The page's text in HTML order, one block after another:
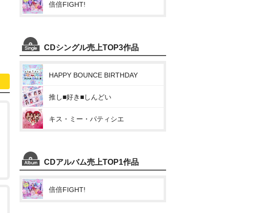
倍倍FIGHT!
CDシングル売上TOP3作品
HAPPY BOUNCE BIRTHDAY
推し■好き■しんどい
キス・ミー・パティシエ
CDアルバム売上TOP1作品
倍倍FIGHT!